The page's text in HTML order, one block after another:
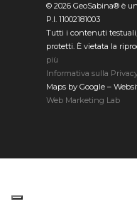
© 2026 GeoSabina® è
P.I. 11002181003
Tutti i contenuti
protetti. È vietata la
più
Informativa sulla
Maps by Google –
Web Marketing Lab